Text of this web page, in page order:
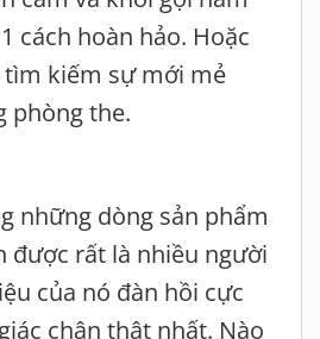
cách hoàn hảo. Hoặc
tìm kiếm sự mới mẻ
phòng the.
những dòng sản phẩm
được rất là nhiều người
của nó đàn hồi cực
chân thật nhất. Nào